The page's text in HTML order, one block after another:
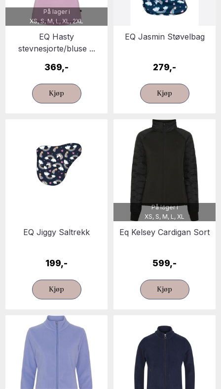
På lager i
XS, S, M, L, XL, 2XL
EQ Hasty
stevnesjorte/bluse ...
369,-
Kjøp
EQ Jasmin Støvelbag
279,-
Kjøp
EQ Jiggy Saltrekk
199,-
Kjøp
På lager i
XS, S, M, L, XL
Eq Kelsey Cardigan Sort
599,-
Kjøp